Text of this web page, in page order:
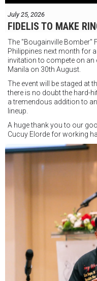
July 25, 2026
FIDELIS TO MAKE
The "Bougainville Bomber"
Philippines next month for
invitation to compete on an
Manila on 30th August.
The event will be staged at
there is no doubt the hard-
a tremendous addition to
lineup.
A huge thank you to our
Cucuy Elorde for working
We hope to have some